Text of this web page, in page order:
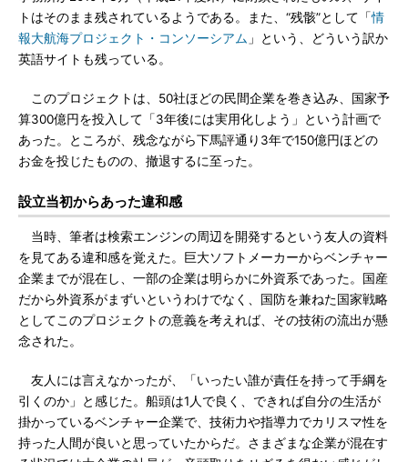
トはそのまま残されているようである。また、“残骸”として「情
報大航海プロジェクト・コンソーシアム 」という、どういう訳か
英語サイトも残っている。
このプロジェクトは、50社ほどの民間企業を巻き込み、国家予
算300億円を投入して「3年後には実用化しよう」という計画で
あった。ところが、残念ながら下馬評通り3年で150億円ほどの
お金を投じたものの、撤退するに至った。
設立当初からあった違和感
当時、筆者は検索エンジンの周辺を開発するという友人の資料
を見てある違和感を覚えた。巨大ソフトメーカーからベンチャー
企業までが混在し、一部の企業は明らかに外資系であった。国産
だから外資系がまずいというわけでなく、国防を兼ねた国家戦略
としてこのプロジェクトの意義を考えれば、その技術の流出が懸
念された。
友人には言えなかったが、「いったい誰が責任を持って手綱を
引くのか」と感じた。船頭は1人で良く、できれば自分の生活が
掛かっているベンチャー企業で、技術力や指導力でカリスマ性を
持った人間が良いと思っていたからだ。さまざまな企業が混在す